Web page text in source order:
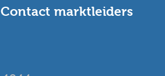
Contact marktleiders